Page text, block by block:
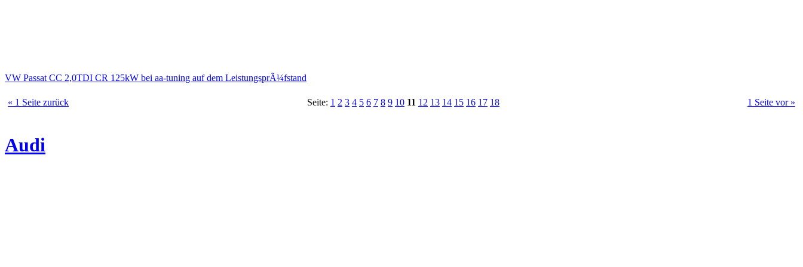
VW Passat CC 2,0TDI CR 125kW bei aa-tuning auf dem LeistungsprÃ¼fstand
« 1 Seite zurück Seite: 1 2 3 4 5 6 7 8 9 10 11 12 13 14 15 16 17 18 1 Seite vor »
Audi